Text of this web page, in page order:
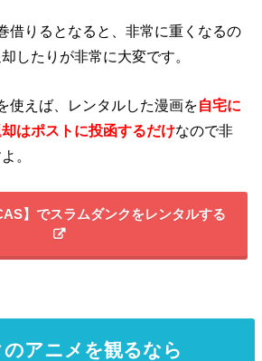
借りるとなると、非常に重くなるの
したりが非常に大変です。
使えば、レンタルした漫画を自宅に
はポストに投函するだけなので非
。
】でスラムダンクをレンタルする
アニメを観るなら